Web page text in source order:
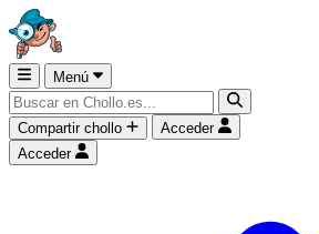
Menú
Compartir chollo
Acceder
Acceder